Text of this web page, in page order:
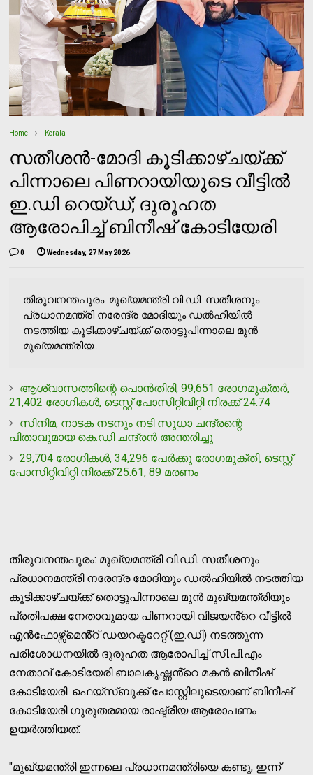
Home Kerala
സതീശൻ-മോദി കൂടിക്കാഴ്ചയ്ക്ക്
പിന്നാലെ പിണറായിയുടെ വീട്ടിൽ
ഇ.ഡി റെയ്ഡ്; ദുരൂഹത
ആരോപിച്ച് ബിനീഷ് കോടിയേരി
0 Wednesday, 27 May 2026
തിരുവനന്തപുരം: മുഖ്യമന്ത്രി വി.ഡി. സതീശനും
പ്രധാനമന്ത്രി നരേന്ദ്ര മോദിയും ഡൽഹിയിൽ
നടത്തിയ കൂടിക്കാഴ്ചയ്ക്ക് തൊട്ടുപിന്നാലെ മുൻ
മുഖ്യമന്ത്രിയ...
ആശ്വാസത്തിന്റെ പൊന്‍തിരി, 99,651 രോഗമുക്തര്‍,
21,402 രോഗികള്‍, ടെസ്റ്റ് പോസിറ്റിവിറ്റി നിരക്ക് 24.74
സിനിമ, നാടക നടനും നടി സുധാ ചന്ദ്രന്റെ
പിതാവുമായ കെ.ഡി ചന്ദ്രന്‍ അന്തരിച്ചു
29,704 രോഗികള്‍, 34,296 പേര്‍ക്കു രോഗമുക്തി, ടെസ്റ്റ്
പോസിറ്റിവിറ്റി നിരക്ക് 25.61, 89 മരണം
തിരുവനന്തപുരം: മുഖ്യമന്ത്രി വി.ഡി. സതീശനും
പ്രധാനമന്ത്രി നരേന്ദ്ര മോദിയും ഡൽഹിയിൽ നടത്തിയ
കൂടിക്കാഴ്ചയ്ക്ക് തൊട്ടുപിന്നാലെ മുൻ മുഖ്യമന്ത്രിയും
പ്രതിപക്ഷ നേതാവുമായ പിണറായി വിജയൻ്റെ വീട്ടിൽ
എൻഫോഴ്സ്മെൻ്റ് ഡയറക്ടറേറ്റ് (ഇ.ഡി) നടത്തുന്ന
പരിശോധനയിൽ ദുരൂഹത ആരോപിച്ച് സി.പി.എം
നേതാവ് കോടിയേരി ബാലകൃഷ്ണൻ്റെ മകൻ ബിനീഷ്
കോടിയേരി. ഫെയ്സ്ബുക്ക് പോസ്റ്റിലൂടെയാണ് ബിനീഷ്
കോടിയേരി ഗുരുതരമായ രാഷ്ട്രീയ ആരോപണം
ഉയർത്തിയത്.
"മുഖ്യമന്ത്രി ഇന്നലെ പ്രധാനമന്ത്രിയെ കണ്ടു, ഇന്ന്